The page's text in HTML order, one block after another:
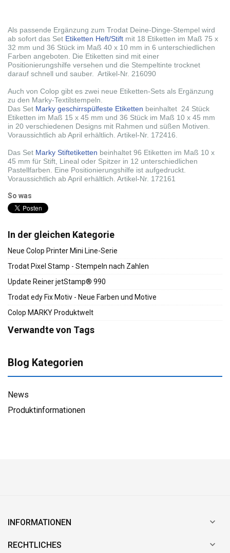
Als passende Ergänzung zum Trodat Deine-Dinge-Stempel wird
ab sofort das Set Etiketten Heft/Stift mit 18 Etiketten im Maß 75 x
32 mm und 36 Stück im Maß 40 x 10 mm in 6 unterschiedlichen
Farben angeboten. Die Etiketten sind mit einer
Positionierungshilfe versehen und die Stempeltinte trocknet
darauf schnell und sauber. Artikel-Nr. 216090
Auch von Colop gibt es zwei neue Etiketten-Sets als Ergänzung
zu den Marky-Textilstempeln.
Das Set Marky geschirrspülfeste Etiketten beinhaltet 24 Stück
Etiketten im Maß 15 x 45 mm und 36 Stück im Maß 10 x 45 mm
in 20 verschiedenen Designs mit Rahmen und süßen Motiven.
Voraussichtlich ab April erhältlich. Artikel-Nr. 172416.
Das Set Marky Stiftetiketten beinhaltet 96 Etiketten im Maß 10 x
45 mm für Stift, Lineal oder Spitzer in 12 unterschiedlichen
Pastellfarben. Eine Positionierungshilfe ist aufgedruckt.
Voraussichtlich ab April erhältlich. Artikel-Nr. 172161
So was
In der gleichen Kategorie
Neue Colop Printer Mini Line-Serie
Trodat Pixel Stamp - Stempeln nach Zahlen
Update Reiner jetStamp® 990
Trodat edy Fix Motiv - Neue Farben und Motive
Colop MARKY Produktwelt
Verwandte von Tags
Blog Kategorien
News
Produktinformationen
INFORMATIONEN 
RECHTLICHES 